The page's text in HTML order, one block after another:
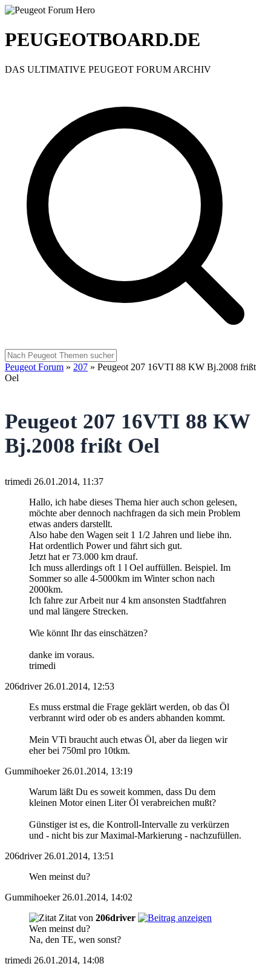
PEUGEOTBOARD.DE
DAS ULTIMATIVE PEUGEOT FORUM ARCHIV
Peugeot Forum » 207 » Peugeot 207 16VTI 88 KW Bj.2008 frißt
Oel
Peugeot 207 16VTI 88 KW
Bj.2008 frißt Oel
trimedi 26.01.2014, 11:37
Hallo, ich habe dieses Thema hier auch schon gelesen,
möchte aber dennoch nachfragen da sich mein Problem
etwas anders darstellt.
Also habe den Wagen seit 1 1/2 Jahren und liebe ihn.
Hat ordentlich Power und fährt sich gut.
Jetzt hat er 73.000 km drauf.
Ich muss allerdings oft 1 l Oel auffüllen. Beispiel. Im
Sommer so alle 4-5000km im Winter schon nach
2000km.
Ich fahre zur Arbeit nur 4 km ansonsten Stadtfahren
und mal längere Strecken.
Wie könnt Ihr das einschätzen?
danke im voraus.
trimedi
206driver 26.01.2014, 12:53
Es muss erstmal die Frage geklärt werden, ob das Öl
verbrannt wird oder ob es anders abhanden kommt.
Mein VTi braucht auch etwas Öl, aber da liegen wir
eher bei 750ml pro 10tkm.
Gummihoeker 26.01.2014, 13:19
Warum läßt Du es soweit kommen, dass Du dem
kleinen Motor einen Liter Öl verabreichen mußt?
Günstiger ist es, die Kontroll-Intervalle zu verkürzen
und - nicht bis zur Maximal-Markierung - nachzufüllen.
206driver 26.01.2014, 13:51
Wen meinst du?
Gummihoeker 26.01.2014, 14:02
Zitat von 206driver
Wen meinst du?
Na, den TE, wen sonst?
trimedi 26.01.2014, 14:08